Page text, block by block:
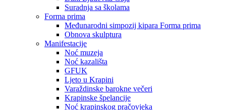
Suradnja sa školama
Forma prima
Međunarodni simpozij kipara Forma prima
Obnova skulptura
Manifestacije
Noć muzeja
Noć kazališta
GFUK
Ljeto u Krapini
Varaždinske barokne večeri
Krapinske špelancije
Noć krapinskog pračovjeka